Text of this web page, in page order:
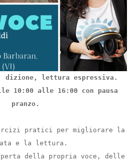
dizione, lettura espressiva.
10:00 alle 16:00 con pausa
pranzo.
pratici per migliorare la
e la lettura.
della propria voce, delle